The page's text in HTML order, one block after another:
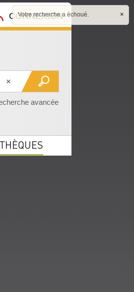
CONNEXION
avancée
×
Votre recherche a échoué.